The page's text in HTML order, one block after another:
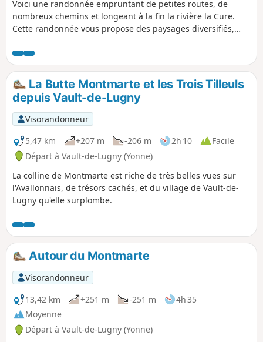
Voici une randonnée empruntant de petites routes, de
nombreux chemins et longeant à la fin la rivière la Cure.
Cette randonnée vous propose des paysages diversifiés,
et des touristes, laissez-vous guider dans la ruralité, entre
les arbres et dans le bruit de l'eau.
La Butte Montmarte et les Trois Tilleuls
depuis Vault-de-Lugny
Visorandonneur
5,47 km
+207 m -206 m 2h 10
Facile
Départ à Vault-de-Lugny (Yonne)
La colline de Montmarte est riche de très belles vues sur
l'Avallonnais, de trésors cachés, et du village de Vault-de-
Lugny qu'elle surplombe.
Autour du Montmarte
Visorandonneur
13,42 km
+251 m -251 m
4h 35
Moyenne
Départ à Vault-de-Lugny (Yonne)